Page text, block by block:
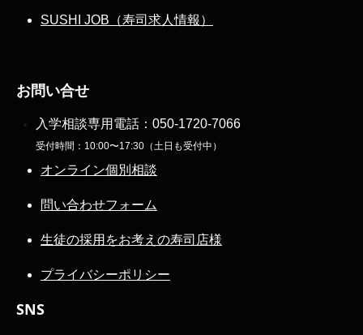
SUSHI JOB（寿司求人情報）
お問い合せ
入学相談専用電話： 050-1720-7066
受付時間：10:00〜17:30（土日も受付中）
オンライン個別相談
問い合わせフォーム
生徒の採用をお考えの寿司店様
プライバシーポリシー
SNS